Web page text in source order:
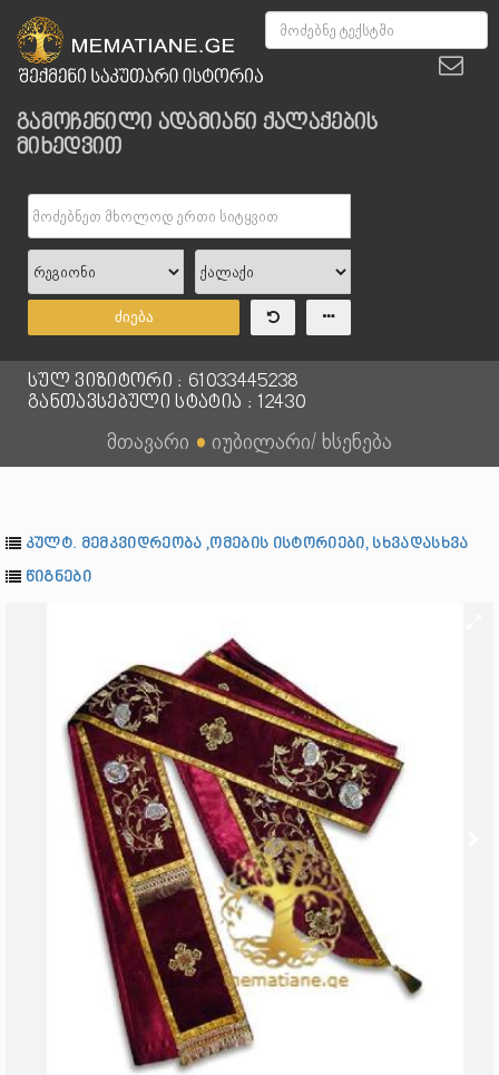
გამოჩენილი ადამიანი ქალაქების
მიხედვით
ძიება
სულ ვიზიტორი : 61033445238
განთავსებული სტატია : 12430
მთავარი ● იუბილარი/ ხსენება
კულტ. მემკვიდრეობა ,ომების ისტორიები, სხვადასხვა
წიგნები